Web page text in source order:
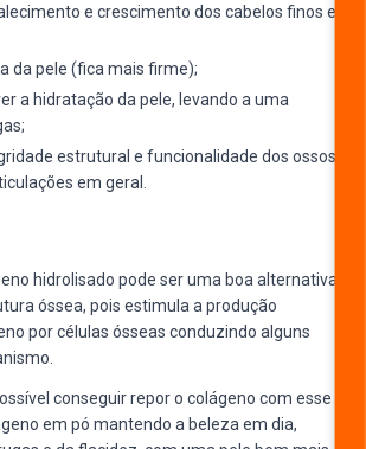
e crescimento dos cabelos finos e
da pele (fica mais firme);
a hidratação da pele, levando a uma
estrutural e funcionalidade dos ossos,
em geral.
hidrolisado pode ser uma boa alternativa
óssea, pois estimula a produção
por células ósseas conduzindo alguns
conseguir repor o colágeno com esse
em pó mantendo a beleza em dia,